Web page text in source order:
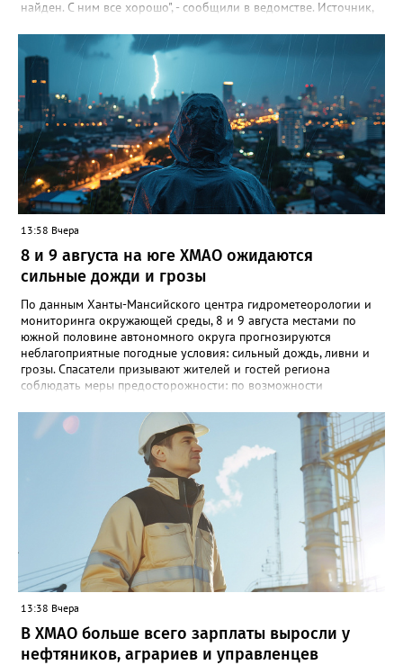
найден. С ним все хорошо", - сообщили в ведомстве. Источник,
издания, что мальчик просто заблудился. По словам
собеседника, ребенок гулял с сестрой, в какой-то момент она
отвлеклась, а он убежал от нее. "Мальчик гулял, пытаясь найти
дом, но не смог. Затем его нашли прохожие и позвонили в
полицию", - добавил источник.
13:58 Вчера
8 и 9 августа на юге ХМАО ожидаются
сильные дожди и грозы
По данным Ханты-Мансийского центра гидрометеорологии и
мониторинга окружающей среды, 8 и 9 августа местами по
южной половине автономного округа прогнозируются
неблагоприятные погодные условия: сильный дождь, ливни и
грозы. Спасатели призывают жителей и гостей региона
соблюдать меры предосторожности: по возможности
под деревьями и слабоукреплёнными конструкциями, а также
быть внимательными на дорогах из-за ухудшения видимости и
риска аквапланирования. При возникновении чрезвычайных
ситуаций немедленно звоните по единому номеру экстренных
13:38 Вчера
В ХМАО больше всего зарплаты выросли у
нефтяников, аграриев и управленцев